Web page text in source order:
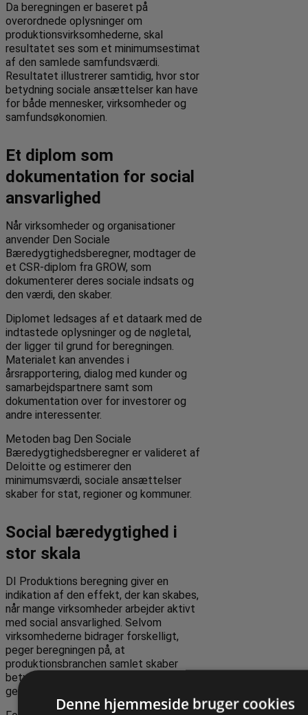
Da beregningen er baseret på
overordnede oplysninger om
produktionsvirksomhederne, skal
resultatet ses som et minimumsestimat
af den samlede samfundsværdi.
Resultatet illustrerer samtidig, hvor stor
betydning sociale ansættelser kan have
for både mennesker, virksomheder og
samfundsøkonomien.
Et diplom som
dokumentation for social
ansvarlighed
Når virksomheder og organisationer
anvender Den Sociale
Bæredygtighedsberegner, modtager de
et CSR-diplom fra GROW, som
dokumenterer deres sociale indsats og
den værdi, den skaber.
Diplomet ledsages af et dataark med de
indtastede oplysninger og de nøgletal,
der ligger til grund for beregningen.
Materialet kan anvendes i
årsrapportering, dialog med kunder og
samarbejdspartnere samt som
dokumentation over for investorer og
andre interessenter.
Metoden bag Den Sociale
Bæredygtighedsberegner er valideret af
Deloitte og estimerer den
minimumsværdi, sociale ansættelser
skaber for stat, regioner og kommuner.
Social bæredygtighed i
stor skala
DI Produktions beregning giver en
indikation af den effekt, der kan skabes,
når mange virksomheder arbejder aktivt
med social ansvarlighed. Selvom
virksomhederne bidrager forskelligt,
peger beregningen på, at
produktionsbranchen samlet skaber
betydelige samfundsmæssige gevinster
gennem sociale ansættelser.
Denne hjemmeside bruger cookies